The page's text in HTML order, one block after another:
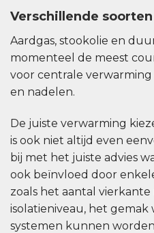
Verschillende
Aardgas, stookolie en
momenteel de meest
voor centrale
en nadelen.
De juiste verwarming
is ook niet altijd even
bij met het juiste advies
ook beïnvloed door
zoals het aantal
isolatieniveau, het gemak
systemen kunnen